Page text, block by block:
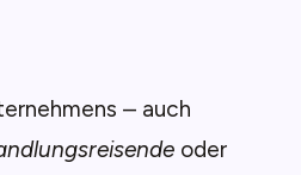
– auch
oder